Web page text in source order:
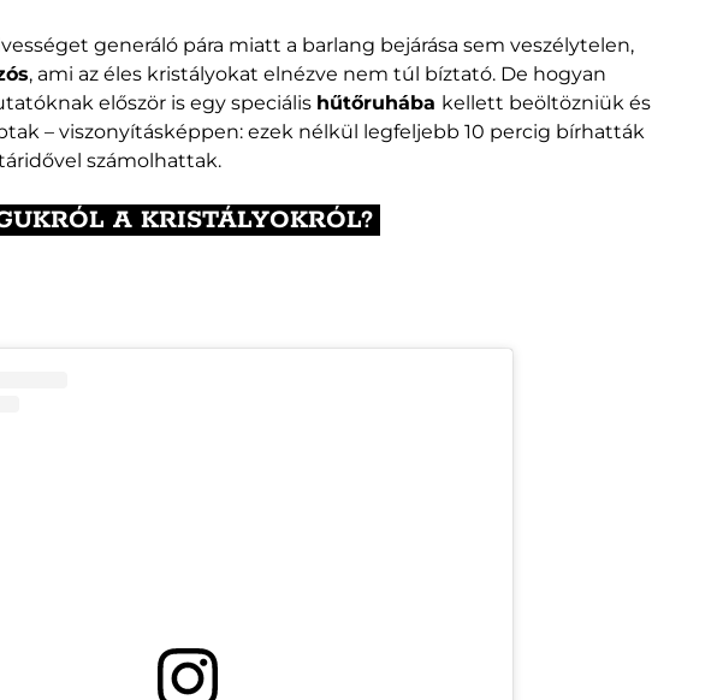
generáló pára miatt a barlang bejárása sem veszélytelen,
, ami az éles kristályokat elnézve nem túl bíztató. De hogyan
először is egy speciális hűtőruhába kellett beöltözniük és
– viszonyításképpen: ezek nélkül legfeljebb 10 percig bírhatták
számolhattak.
A KRISTÁLYOKRÓL?